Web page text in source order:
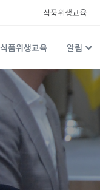
식품위생교육
식품위생교육 알림